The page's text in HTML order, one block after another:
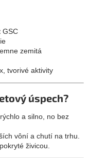
GSC
zemitá
tvorivé aktivity
úspech?
a silno, no bez
vôní a chutí na trhu.
živicou.